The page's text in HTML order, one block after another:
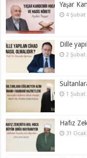
Yaşar
4 Şubat
Dille
2 Şubat
1 Şubat
Hafız
31